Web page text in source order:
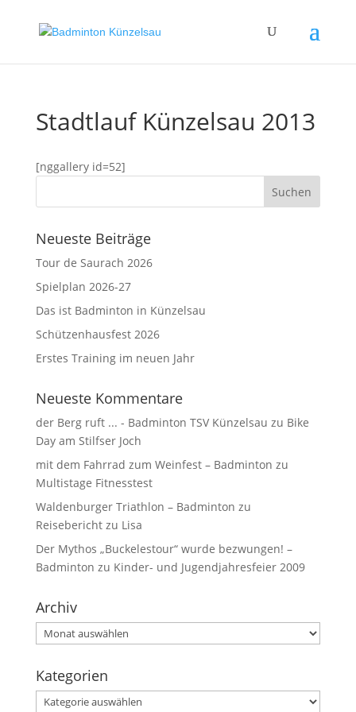
Stadtlauf Künzelsau 2013
[nggallery id=52]
Neueste Beiträge
Tour de Saurach 2026
Spielplan 2026-27
Das ist Badminton in Künzelsau
Schützenhausfest 2026
Erstes Training im neuen Jahr
Neueste Kommentare
der Berg ruft ... - Badminton TSV Künzelsau zu Bike
Day am Stilfser Joch
mit dem Fahrrad zum Weinfest – Badminton zu
Multistage Fitnesstest
Waldenburger Triathlon – Badminton zu
Reisebericht zu Lisa
Der Mythos „Buckelestour“ wurde bezwungen! –
Badminton zu Kinder- und Jugendjahresfeier 2009
Archiv
Kategorien